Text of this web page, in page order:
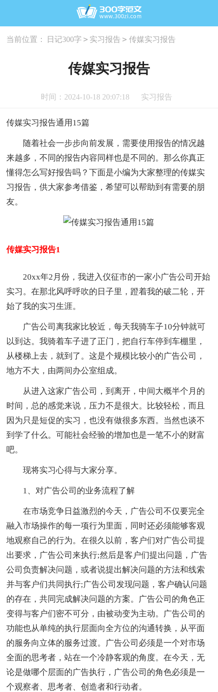
当前位置： 日记300字 > 实习报告 > 传媒实习报告
传媒实习报告
时间：2024-10-18 20:07:18 实习报告
传媒实习报告通用15篇
随着社会一步步向前发展，需要使用报告的情况越
来越多，不同的报告内容同样也是不同的。那么你真正
懂得怎么写好报告吗？下面是小编为大家整理的传媒实
习报告，供大家参考借鉴，希望可以帮助到有需要的朋
友。
传媒实习报告1
20xx年2月份，我进入仪征市的一家小广告公司开始
实习。在那北风呼呼吹的日子里，蹬着我的破二轮，开
始了我的实习生涯。
广告公司离我家比较近，每天我骑车子10分钟就可
以到达。我骑着车子进了正门，把自行车停到车棚里，
从楼梯上去，就到了。这是个规模比较小的广告公司，
地方不大，由两间办公室组成。
从进入这家广告公司，到离开，中间大概半个月的
时间，总的感觉来说，压力不是很大。比较轻松，而且
因为只是短促的实习，也没有做很多东西。当然也谈不
到学了什么。可能社会经验的增加也是一笔不小的财富
吧。
现将实习心得与大家分享。
1、对广告公司的业务流程了解
在市场竞争日益激烈的今天，广告公司不仅要完全
融入市场操作的每一项行为里面，同时还必须能够客观
地观察自己的行为。在很久以前，客户们对广告公司提
出要求，广告公司来执行;然后是客户们提出问题，广告
公司负责解决问题，或者说提出解决问题的方法和线索
并与客户们共同执行;广告公司发现问题，客户确认问题
的存在，共同完成解决问题的方案。广告公司的角色正
变得与客户们密不可分，由被动变为主动。广告公司的
功能也从单纯的执行层面向全方位的沟通转换，从平面
的服务向立体的服务过渡。广告公司必须是一个对市场
全面的思考者，站在一个冷静客观的角度。在今天，无
论是做哪个层面的广告执行，广告公司的角色必须是一
个观察者、思考者、创造者和行动者。